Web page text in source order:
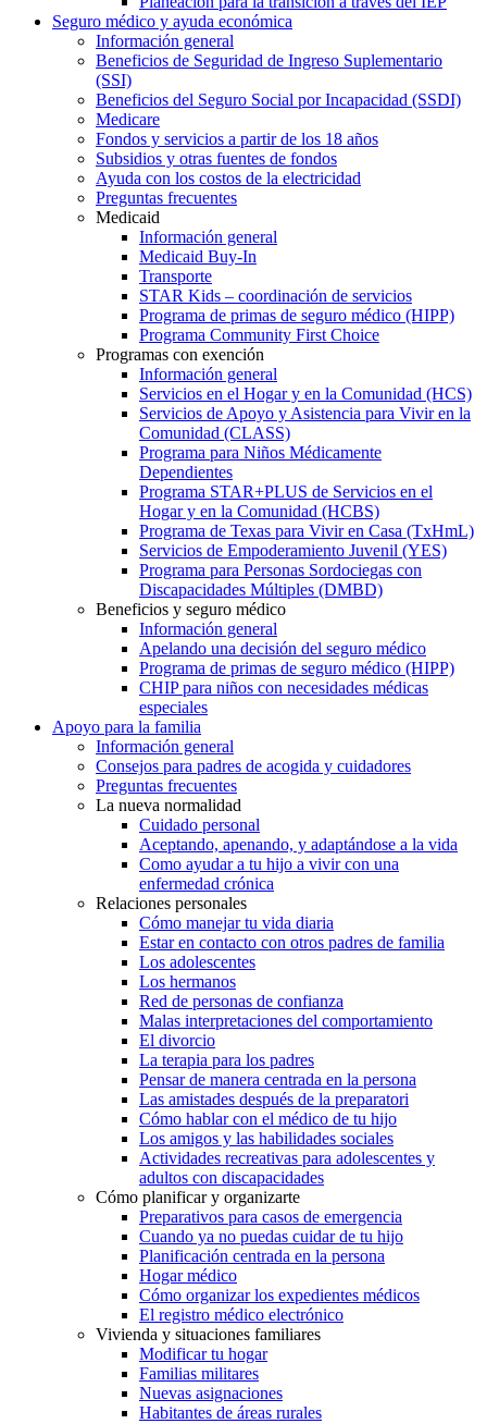
Seguro médico y ayuda económica
Información general
Beneficios de Seguridad de Ingreso Suplementario
(SSI)
Beneficios del Seguro Social por Incapacidad (SSDI)
Medicare
Fondos y servicios a partir de los 18 años
Subsidios y otras fuentes de fondos
Ayuda con los costos de la electricidad
Preguntas frecuentes
Medicaid
Información general
Medicaid Buy-In
Transporte
STAR Kids – coordinación de servicios
Programa de primas de seguro médico (HIPP)
Programa Community First Choice
Programas con exención
Información general
Servicios en el Hogar y en la Comunidad (HCS)
Servicios de Apoyo y Asistencia para Vivir en la
Comunidad (CLASS)
Programa para Niños Médicamente
Dependientes
Programa STAR+PLUS de Servicios en el
Hogar y en la Comunidad (HCBS)
Programa de Texas para Vivir en Casa (TxHmL)
Servicios de Empoderamiento Juvenil (YES)
Programa para Personas Sordociegas con
Discapacidades Múltiples (DMBD)
Beneficios y seguro médico
Información general
Apelando una decisión del seguro médico
Programa de primas de seguro médico (HIPP)
CHIP para niños con necesidades médicas
especiales
Apoyo para la familia
Información general
Consejos para padres de acogida y cuidadores
Preguntas frecuentes
La nueva normalidad
Cuidado personal
Aceptando, apenando, y adaptándose a la vida
Como ayudar a tu hijo a vivir con una
enfermedad crónica
Relaciones personales
Cómo manejar tu vida diaria
Estar en contacto con otros padres de familia
Los adolescentes
Los hermanos
Red de personas de confianza
Malas interpretaciones del comportamiento
El divorcio
La terapia para los padres
Pensar de manera centrada en la persona
Las amistades después de la preparatori
Cómo hablar con el médico de tu hijo
Los amigos y las habilidades sociales
Actividades recreativas para adolescentes y
adultos con discapacidades
Cómo planificar y organizarte
Preparativos para casos de emergencia
Cuando ya no puedas cuidar de tu hijo
Planificación centrada en la persona
Hogar médico
Cómo organizar los expedientes médicos
El registro médico electrónico
Vivienda y situaciones familiares
Modificar tu hogar
Familias militares
Nuevas asignaciones
Habitantes de áreas rurales